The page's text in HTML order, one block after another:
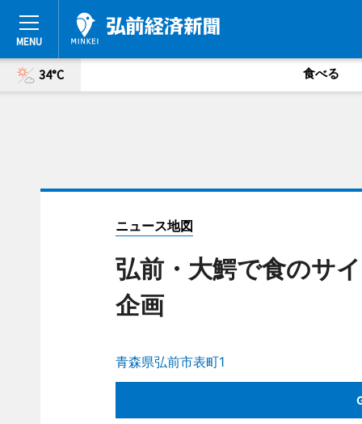
34°C 食べる
ニュース地図
弘前・大鰐で食のサ
企画
青森県弘前市表町1